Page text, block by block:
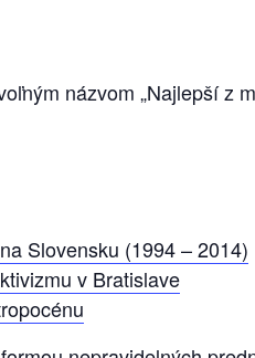
ným názvom „Najlepší z
Slovensku (1994 – 2014)
v Bratislave